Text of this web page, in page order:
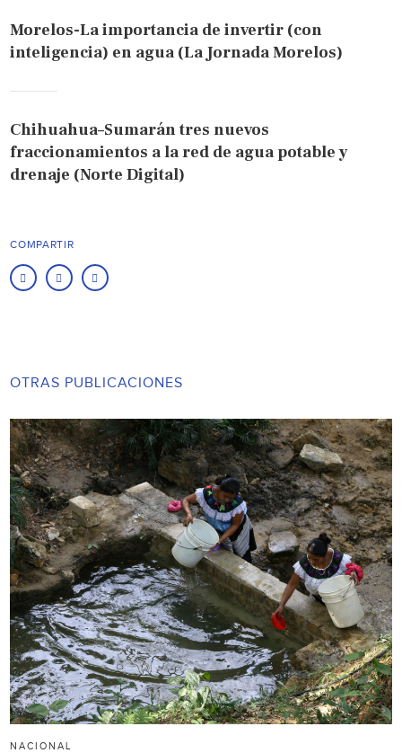
Morelos-La importancia de invertir (con
inteligencia) en agua (La Jornada Morelos)
Chihuahua–Sumarán tres nuevos
fraccionamientos a la red de agua potable y
drenaje (Norte Digital)
COMPARTIR
OTRAS PUBLICACIONES
NACIONAL